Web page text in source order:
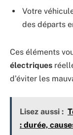
Votre
des départs
Ces éléments
électriques
d’éviter les
Lisez aussi :
: durée,